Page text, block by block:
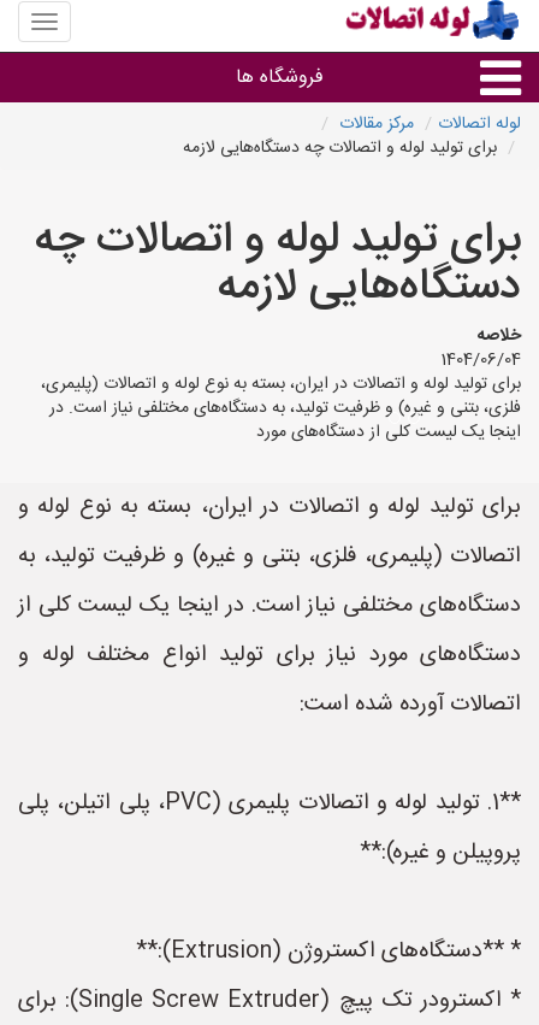
منوی
سایت
فروشگاه ها
لوله و اتصالات
سایر گروه ها
فروشگاه های لوله و اتصالات
لوله اتصالات
مرکز مقالات
برای تولید لوله و اتصالات چه دستگاه‌هایی لازمه
برای تولید لوله و اتصالات چه
دستگاه‌هایی لازمه
خلاصه
1404/06/04
برای تولید لوله و اتصالات در ایران، بسته به نوع لوله و اتصالات (پلیمری،
فلزی، بتنی و غیره) و ظرفیت تولید، به دستگاه‌های مختلفی نیاز است. در
اینجا یک لیست کلی از دستگاه‌های مورد
برای تولید لوله و اتصالات در ایران، بسته به نوع لوله و
اتصالات (پلیمری، فلزی، بتنی و غیره) و ظرفیت تولید، به
دستگاه‌های مختلفی نیاز است. در اینجا یک لیست کلی از
دستگاه‌های مورد نیاز برای تولید انواع مختلف لوله و
اتصالات آورده شده است:
**1. تولید لوله و اتصالات پلیمری (PVC، پلی اتیلن، پلی
پروپیلن و غیره):**
* **دستگاه‌های اکستروژن (Extrusion):**
* اکسترودر تک پیچ (Single Screw Extruder): برای